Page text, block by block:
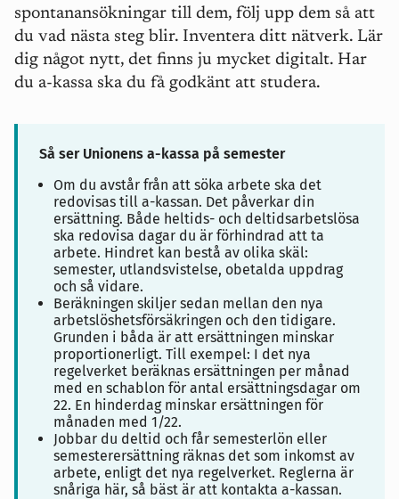
spontanansökningar till dem, följ upp dem så att
du vad nästa steg blir. Inventera ditt nätverk. Lär
dig något nytt, det finns ju mycket digitalt. Har
du a-kassa ska du få godkänt att studera.
Så ser Unionens a-kassa på semester
Om du avstår från att söka arbete ska det
redovisas till a-kassan. Det påverkar din
ersättning. Både heltids- och deltidsarbetslösa
ska redovisa dagar du är förhindrad att ta
arbete. Hindret kan bestå av olika skäl:
semester, utlandsvistelse, obetalda uppdrag
och så vidare.
Beräkningen skiljer sedan mellan den nya
arbetslöshetsförsäkringen och den tidigare.
Grunden i båda är att ersättningen minskar
proportionerligt. Till exempel: I det nya
regelverket beräknas ersättningen per månad
med en schablon för antal ersättningsdagar om
22. En hinderdag minskar ersättningen för
månaden med 1/22.
Jobbar du deltid och får semesterlön eller
semesterersättning räknas det som inkomst av
arbete, enligt det nya regelverket. Reglerna är
snåriga här, så bäst är att kontakta a-kassan.